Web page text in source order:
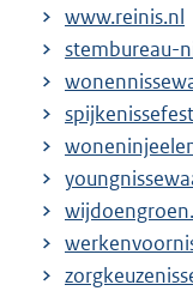
www.reinis.nl
stembureau-